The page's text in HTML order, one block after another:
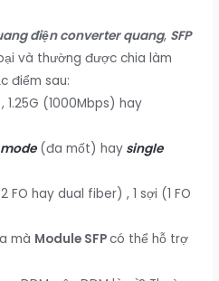
điện converter quang, SFP
và thường được chia làm
điểm sau:
1.25G (1000Mbps) hay
(đa mốt) hay single
FO hay dual fiber) , 1 sợi (1 FO
mà Module SFPcó thể hỗ trợ